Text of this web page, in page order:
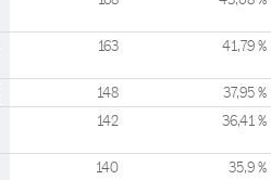
163 41,79 %
148 37,95 %
142 36,41 %
140 35,9 %